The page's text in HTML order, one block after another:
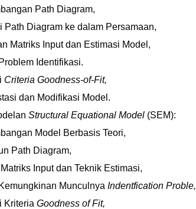
Path Diagram,
Path Diagram ke dalam Persamaan,
Matriks Input dan Estimasi Model,
Identifikasi.
Criteria Goodness-of-Fit,
dan Modifikasi Model.
Structural Equational Model (SEM):
Model Berbasis Teori,
Path Diagram,
Input dan Teknik Estimasi,
Munculnya Indentfication Proble,
Kriteria Goodness of Fit,